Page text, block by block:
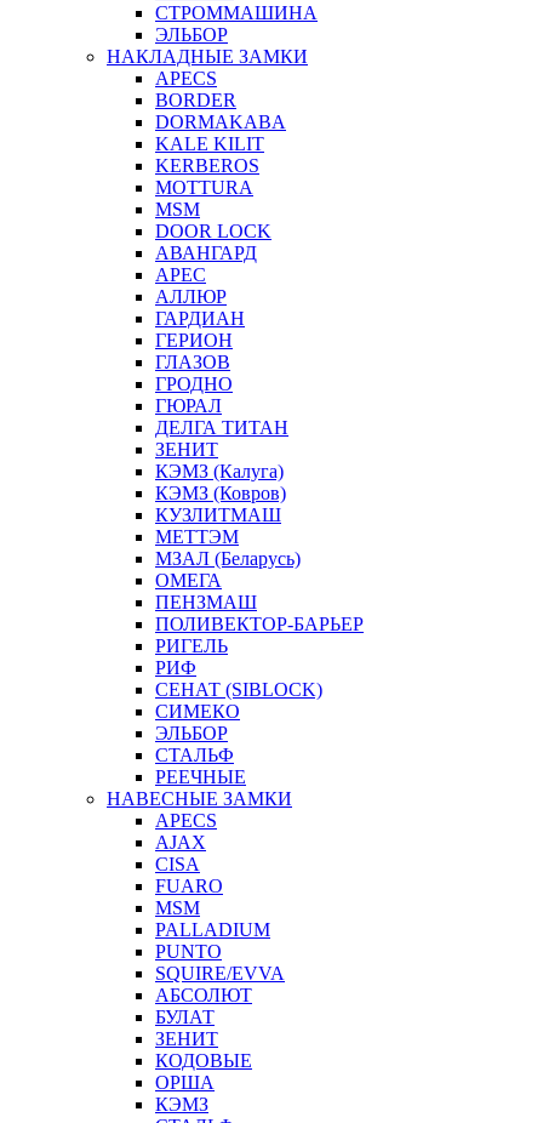
СТРОММАШИНА
ЭЛЬБОР
НАКЛАДНЫЕ ЗАМКИ
APECS
BORDER
DORMAKABA
KALE KILIT
KERBEROS
MOTTURA
MSM
DOOR LOCK
АВАНГАРД
АРЕС
АЛЛЮР
ГАРДИАН
ГЕРИОН
ГЛАЗОВ
ГРОДНО
ГЮРАЛ
ДЕЛГА ТИТАН
ЗЕНИТ
КЭМЗ (Калуга)
КЭМЗ (Ковров)
КУЗЛИТМАШ
МЕТТЭМ
МЗАЛ (Беларусь)
ОМЕГА
ПЕНЗМАШ
ПОЛИВЕКТОР-БАРЬЕР
РИГЕЛЬ
РИФ
СЕНАТ (SIBLOCK)
СИМЕКО
ЭЛЬБОР
СТАЛЬФ
РЕЕЧНЫЕ
НАВЕСНЫЕ ЗАМКИ
APECS
AJAX
CISA
FUARO
MSM
PALLADIUM
PUNTO
SQUIRE/EVVA
АБСОЛЮТ
БУЛАТ
ЗЕНИТ
КОДОВЫЕ
ОРША
КЭМЗ